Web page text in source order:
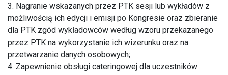
3. Nagranie wskazanych przez PTK sesji lub wykładów z
możliwością ich edycji i emisji po Kongresie oraz zbieranie
dla PTK zgód wykładowców według wzoru przekazanego
przez PTK na wykorzystanie ich wizerunku oraz na
przetwarzanie danych osobowych;
4. Zapewnienie obsługi cateringowej dla uczestników